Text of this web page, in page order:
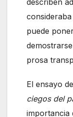
describen
puede
prosa
El ensayo de
ciegos del
importancia